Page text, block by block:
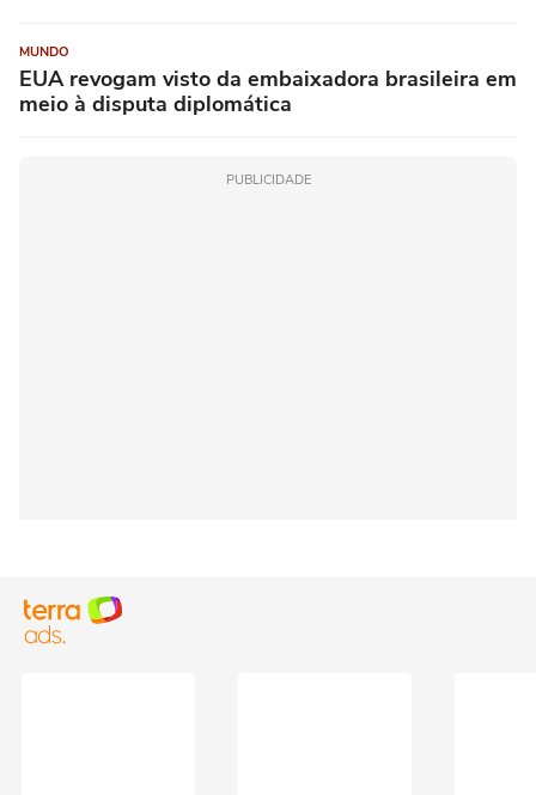
MUNDO
EUA revogam visto da embaixadora brasileira em
meio à disputa diplomática
PUBLICIDADE